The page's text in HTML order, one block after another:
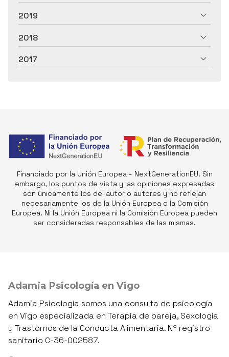
2019
2018
2017
Financiado por la Unión Europea - NextGenerationEU. Sin
embargo, los puntos de vista y las opiniones expresadas
son únicamente los del autor o autores y no reflejan
necesariamente los de la Unión Europea o la Comisión
Europea. Ni la Unión Europea ni la Comisión Europea pueden
ser consideradas responsables de las mismas.
Adamia Psicología en Vigo
Adamia Psicología somos una consulta de psicología
en Vigo especializada en Terapia de pareja, Sexología
y Trastornos de la Conducta Alimentaria. Nº registro
sanitario C-36-002587.